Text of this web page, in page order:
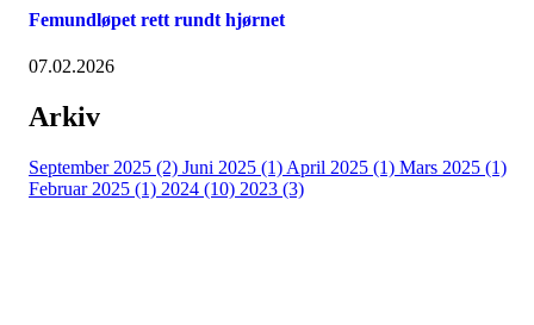
Femundløpet rett rundt hjørnet
07.02.2026
Arkiv
September 2025 (2) Juni 2025 (1) April 2025 (1) Mars 2025 (1)
Februar 2025 (1) 2024 (10) 2023 (3)